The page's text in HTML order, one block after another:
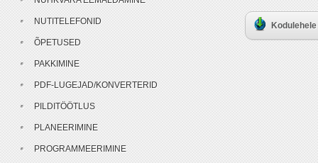
NUTITELEFONID
ÕPETUSED
PAKKIMINE
PDF-LUGEJAD/KONVERTERID
PILDITÖÖTLUS
PLANEERIMINE
PROGRAMMEERIMINE